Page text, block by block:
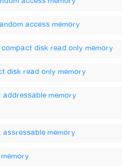
access memory
disk read only memory
disk read only memory
memory
memory